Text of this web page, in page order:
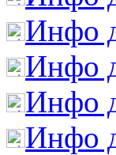
Инфо
Инфо
Инфо
Инфо